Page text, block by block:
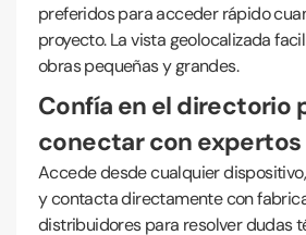
preferidos para acceder rápido
proyecto. La vista geolocalizada
obras pequeñas y grandes.
Confía en el directorio
conectar con expertos
Accede desde cualquier
y contacta directamente con
distribuidores para resolver dudas